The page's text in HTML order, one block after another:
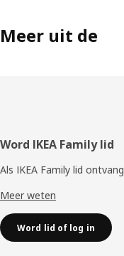
Meer uit de
Voettekst
Word IKEA Family lid
Als IKEA Family lid
Meer weten
Word lid of log in